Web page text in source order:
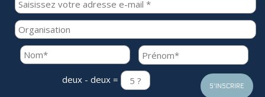
deux - deux =